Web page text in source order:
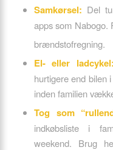
Samkørsel: Del
apps som
brændstofregning.
El- eller ladcykel:
hurtigere end bilen
inden familien
Tog som
indkøbsliste i
weekend. Brug